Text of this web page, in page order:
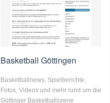
Basketball Göttingen
Basketballnews, Spielberichte,
Fotos, Videos und mehr rund um die
Göttinger Basketballszene